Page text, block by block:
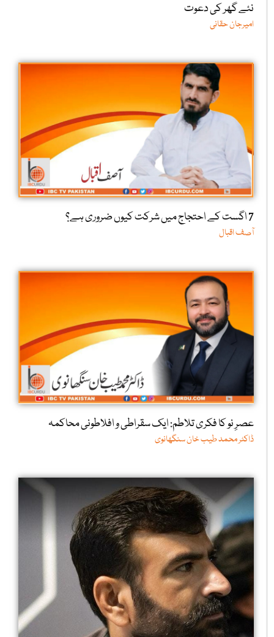
نئے گھر کی دعوت
امیرجان حقانی
7 اگست کے احتجاج میں شرکت کیوں ضروری ہے؟
آصف اقبال
عصرِ نو کا فکری تلاطم: ایک سقراطی و افلاطونی محاکمہ
ڈاکٹر محمد طیب خان سنگھانوی